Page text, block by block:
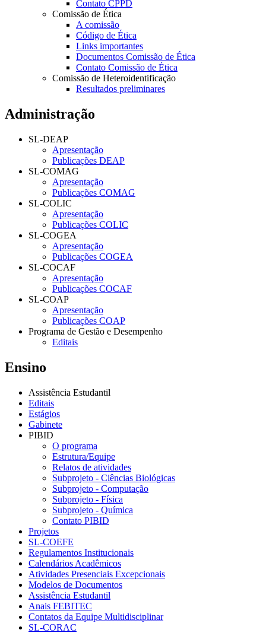
Contato CPPD
Comissão de Ética
A comissão
Código de Ética
Links importantes
Documentos Comissão de Ética
Contato Comissão de Ética
Comissão de Heteroidentificação
Resultados preliminares
Administração
SL-DEAP
Apresentação
Publicações DEAP
SL-COMAG
Apresentação
Publicações COMAG
SL-COLIC
Apresentação
Publicações COLIC
SL-COGEA
Apresentação
Publicações COGEA
SL-COCAF
Apresentação
Publicações COCAF
SL-COAP
Apresentação
Publicações COAP
Programa de Gestão e Desempenho
Editais
Ensino
Assistência Estudantil
Editais
Estágios
Gabinete
PIBID
O programa
Estrutura/Equipe
Relatos de atividades
Subprojeto - Ciências Biológicas
Subprojeto - Computação
Subprojeto - Física
Subprojeto - Química
Contato PIBID
Projetos
SL-COEFE
Regulamentos Institucionais
Calendários Acadêmicos
Atividades Presenciais Excepcionais
Modelos de Documentos
Assistência Estudantil
Anais FEBITEC
Contatos da Equipe Multidisciplinar
SL-CORAC